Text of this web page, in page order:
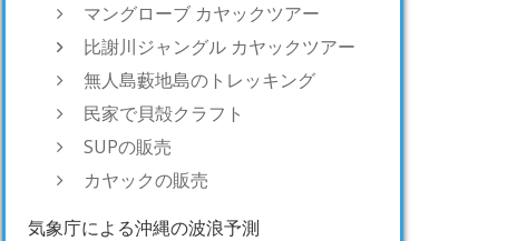
マングローブ カヤックツアー
比謝川ジャングル カヤックツアー
無人島藪地島のトレッキング
民家で貝殻クラフト
SUPの販売
カヤックの販売
気象庁による沖縄の波浪予測